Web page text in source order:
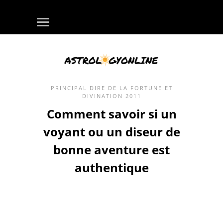
PRINCIPAL
DIRE DE LA FORTUNE ET
DIVINATION 2011
Comment savoir si un
voyant ou un diseur de
bonne aventure est
authentique